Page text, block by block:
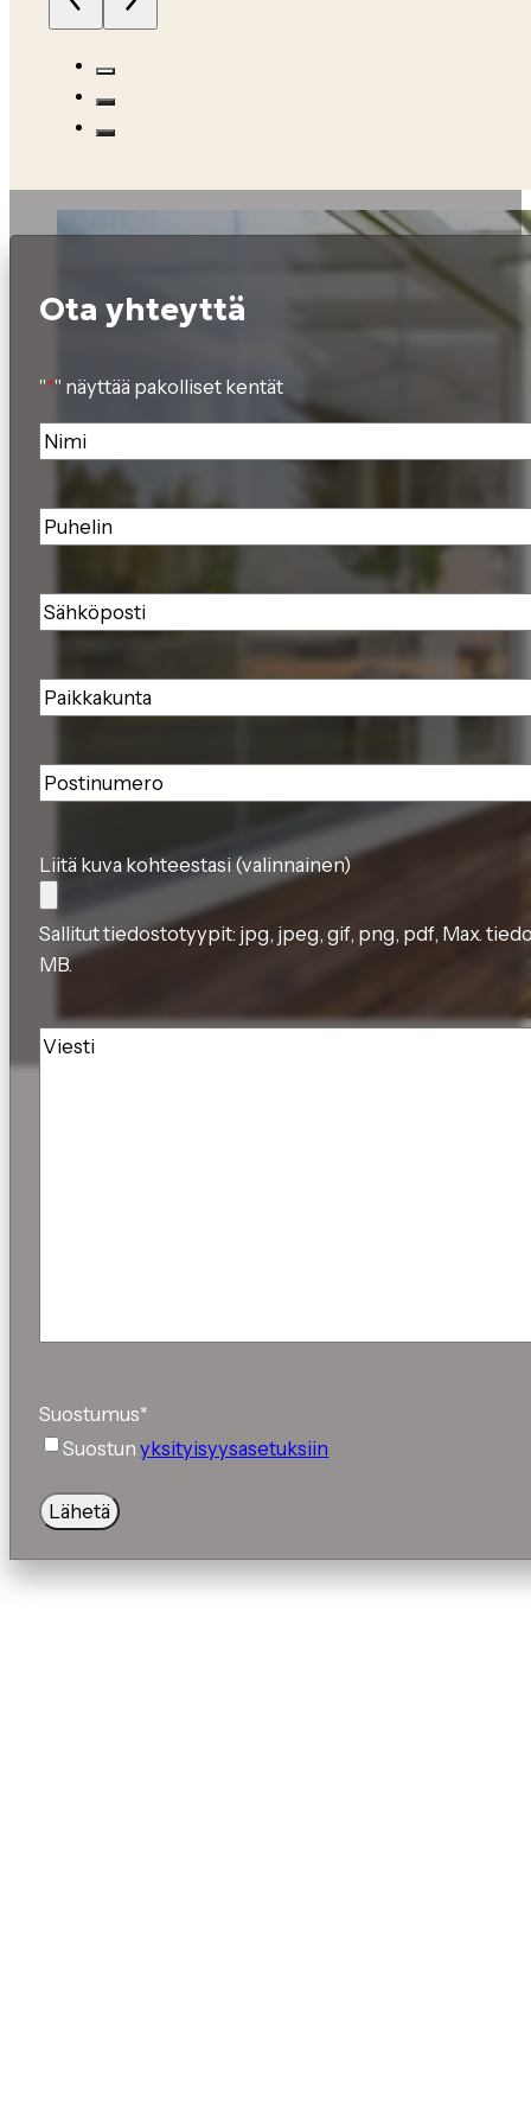
Ota yhteyttä
"*" näyttää pakolliset kentät
Nimi*
Puhelin*
Sähköposti*
Paikkakunta*
Postinumero*
Liitä kuva kohteestasi (valinnainen)
Sallitut tiedostotyypit: jpg, jpeg, gif, png, pdf, Max.
MB.
Viesti
Suostumus*
Suostunyksityisyysasetuksiin